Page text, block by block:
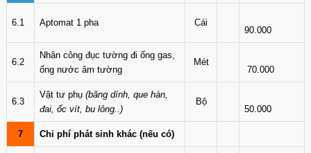
6.1 Aptomat 1 pha Cái
90.000
6.2
Nhân công đục tường đi ống gas,
ống nước âm tường
Mét
70.000
6.3
Vật tư phụ (băng dính, que hàn,
đai, ốc vít, bu lông..)
Bộ
50.000
7 Chi phí phát sinh khác (nếu có)